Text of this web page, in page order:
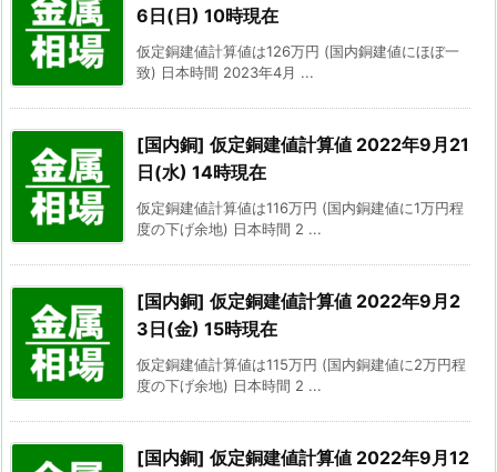
6日(日) 10時現在
仮定銅建値計算値は126万円 (国内銅建値にほぼ一
致) 日本時間 2023年4月 ...
[国内銅] 仮定銅建値計算値 2022年9月21
日(水) 14時現在
仮定銅建値計算値は116万円 (国内銅建値に1万円程
度の下げ余地) 日本時間 2 ...
[国内銅] 仮定銅建値計算値 2022年9月2
3日(金) 15時現在
仮定銅建値計算値は115万円 (国内銅建値に2万円程
度の下げ余地) 日本時間 2 ...
[国内銅] 仮定銅建値計算値 2022年9月12